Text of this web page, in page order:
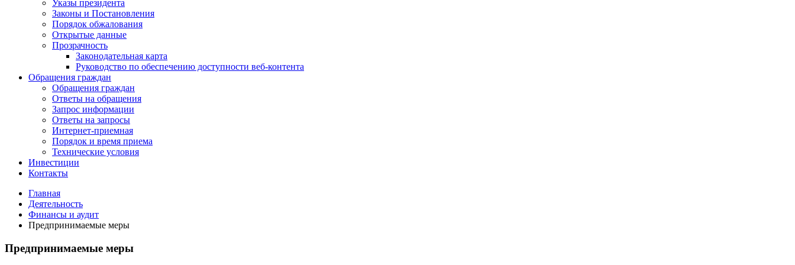
Указы президента
Законы и Постановления
Порядок обжалования
Открытые данные
Прозрачность
Законодательная карта
Руководство по обеспечению доступности веб-контента
Обращения граждан
Обращения граждан
Ответы на обращения
Запрос информации
Ответы на запросы
Интернет-приемная
Порядок и время приема
Технические условия
Инвестиции
Контакты
Главная
Деятельность
Финансы и аудит
Предпринимаемые меры
Предпринимаемые меры